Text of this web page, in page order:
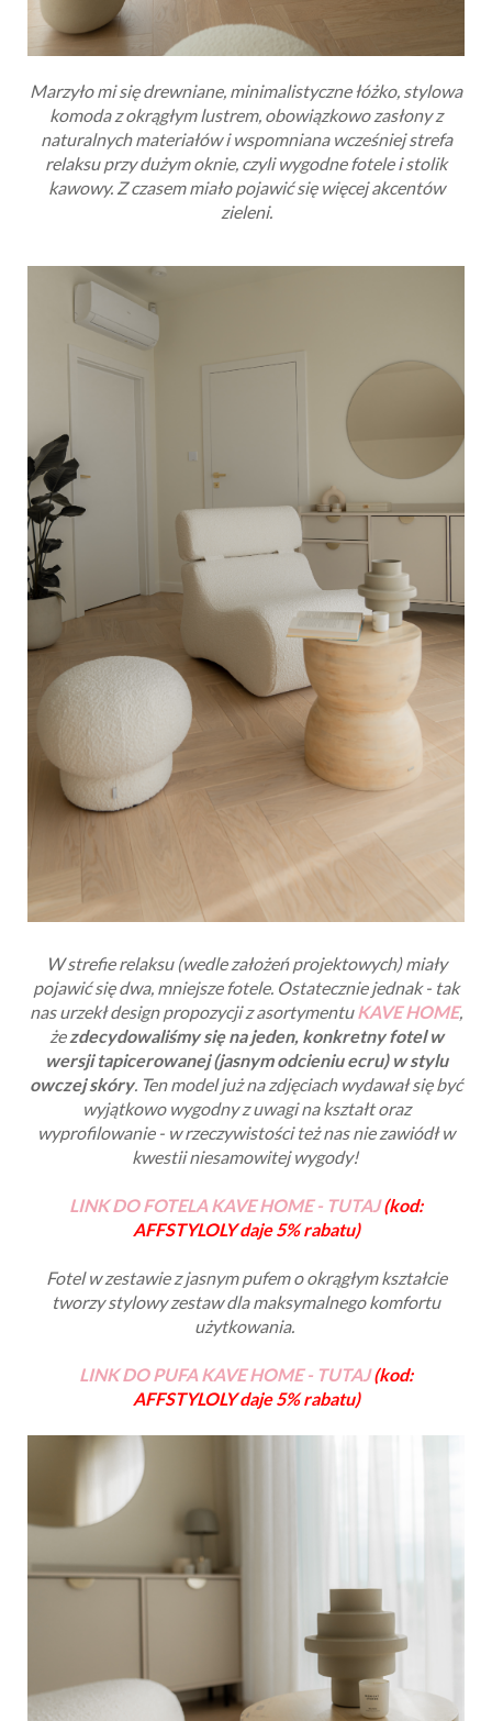
Marzyło mi się drewniane, minimalistyczne łóżko, stylowa
komoda z okrągłym lustrem, obowiązkowo zasłony z
naturalnych materiałów i wspomniana wcześniej strefa
relaksu przy dużym oknie, czyli wygodne fotele i stolik
kawowy. Z czasem miało pojawić się więcej akcentów
zieleni.
W strefie relaksu (wedle założeń projektowych) miały
pojawić się dwa, mniejsze fotele. Ostatecznie jednak - tak
nas urzekł design propozycji z asortymentu KAVE HOME,
że zdecydowaliśmy się na jeden, konkretny fotel w
wersji tapicerowanej (jasnym odcieniu ecru) w stylu
owczej skóry. Ten model już na zdjęciach wydawał się być
wyjątkowo wygodny z uwagi na kształt oraz
wyprofilowanie - w rzeczywistości też nas nie zawiódł w
kwestii niesamowitej wygody!
LINK DO FOTELA KAVE HOME - TUTAJ (kod:
AFFSTYLOLY daje 5% rabatu)
Fotel w zestawie z jasnym pufem o okrągłym kształcie
tworzy stylowy zestaw dla maksymalnego komfortu
użytkowania.
LINK DO PUFA KAVE HOME - TUTAJ (kod:
AFFSTYLOLY daje 5% rabatu)